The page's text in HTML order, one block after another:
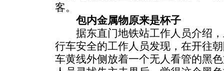
客。
包内金属物原来是杯子
据东直门地铁站工作人员介绍，
行车安全的工作人员发现，在开往
车黄线外侧放着一个无人看管的黑